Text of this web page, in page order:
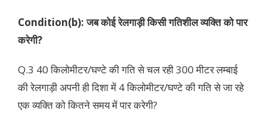
Condition(b): जब कोई रेलगाड़ी किसी गतिशील व्यक्ति को पार
करेगी?
Q.3 40 किलोमीटर/घण्टे की गति से चल रही 300 मीटर लम्बाई
की रेलगाड़ी अपनी ही दिशा में 4 किलोमीटर/घण्टे की गति से जा रहे
एक व्यक्ति को कितने समय में पार करेगी?